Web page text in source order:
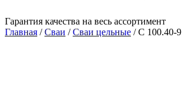
Гарантия качества на весь ассортимент
Главная /Сваи /Сваи цельные / С 100.40-9